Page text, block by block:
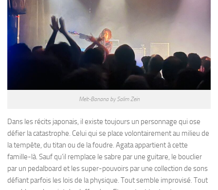
Melt-Banana by Salim Zein
Dans les récits japonais, il existe toujours un personnage qui ose
défier la catastrophe. Celui qui se place volontairement au milieu de
la tempête, du titan ou de la foudre. Agata appartient à cette
famille-là. Sauf qu’il remplace le sabre par une guitare, le bouclier
par un pedalboard et les super-pouvoirs par une collection de sons
défiant parfois les lois de la physique. Tout semble improvisé. Tout